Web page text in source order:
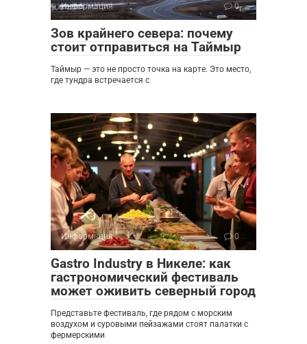
Информация 0
Зов крайнего севера: почему
стоит отправиться на Таймыр
Таймыр — это не просто точка на карте. Это место,
где тундра встречается с
Информация 0
Gastro Industry в Никеле: как
гастрономический фестиваль
может оживить северный город
Представьте фестиваль, где рядом с морским
воздухом и суровыми пейзажами стоят палатки с
фермерскими